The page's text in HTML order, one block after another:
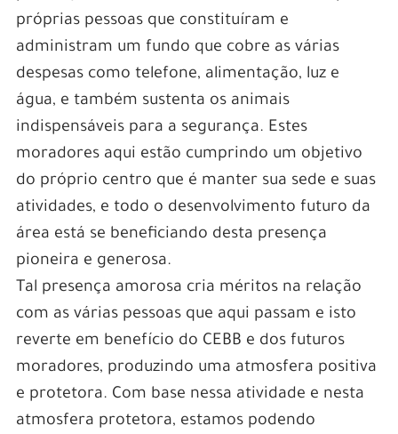
próprias pessoas que constituíram e
administram um fundo que cobre as várias
despesas como telefone, alimentação, luz e
água, e também sustenta os animais
indispensáveis para a segurança. Estes
moradores aqui estão cumprindo um objetivo
do próprio centro que é manter sua sede e suas
atividades, e todo o desenvolvimento futuro da
área está se beneficiando desta presença
pioneira e generosa.
Tal presença amorosa cria méritos na relação
com as várias pessoas que aqui passam e isto
reverte em benefício do CEBB e dos futuros
moradores, produzindo uma atmosfera positiva
e protetora. Com base nessa atividade e nesta
atmosfera protetora, estamos podendo